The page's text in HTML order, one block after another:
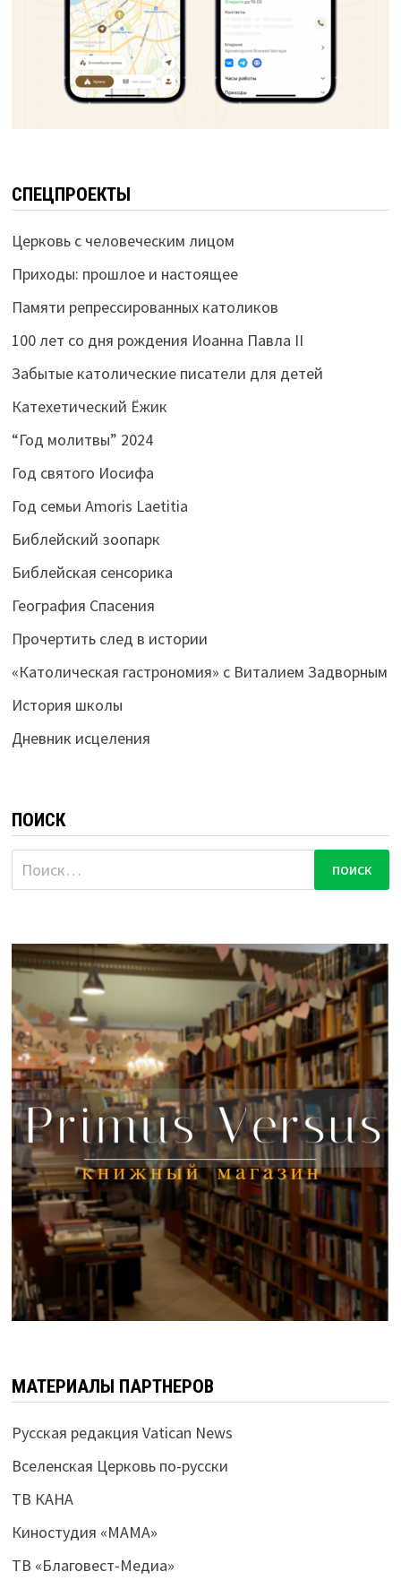
СПЕЦПРОЕКТЫ
Церковь с человеческим лицом
Приходы: прошлое и настоящее
Памяти репрессированных католиков
100 лет со дня рождения Иоанна Павла II
Забытые католические писатели для детей
Катехетический Ёжик
“Год молитвы” 2024
Год святого Иосифа
Год семьи Amoris Laetitia
Библейский зоопарк
Библейская сенсорика
География Спасения
Прочертить след в истории
«Католическая гастрономия» с Виталием Задворным
История школы
Дневник исцеления
ПОИСК
Найти:
МАТЕРИАЛЫ ПАРТНЕРОВ
Русская редакция Vatican News
Вселенская Церковь по-русски
ТВ КАНА
Киностудия «МАМА»
ТВ «Благовест-Медиа»